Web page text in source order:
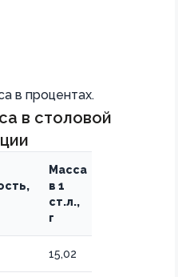
в процентах.
в столовой
Масса
в 1
ст.л.,
г
15,02